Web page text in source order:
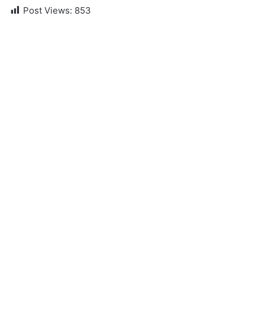
Post Views: 853